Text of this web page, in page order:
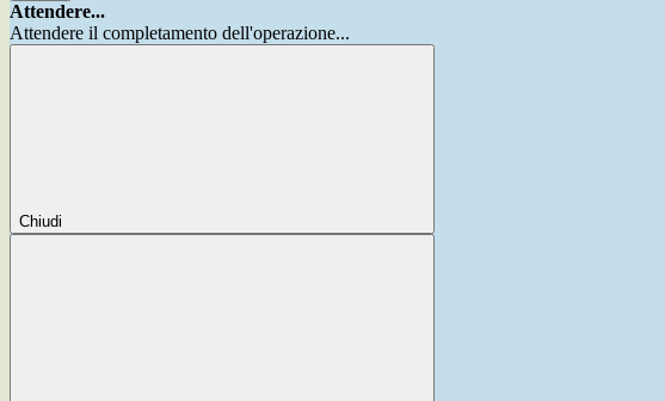
Attendere...
Attendere il completamento dell'operazione...
Chiudi